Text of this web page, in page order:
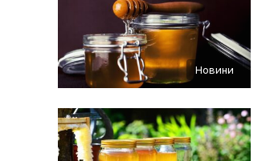
Новини